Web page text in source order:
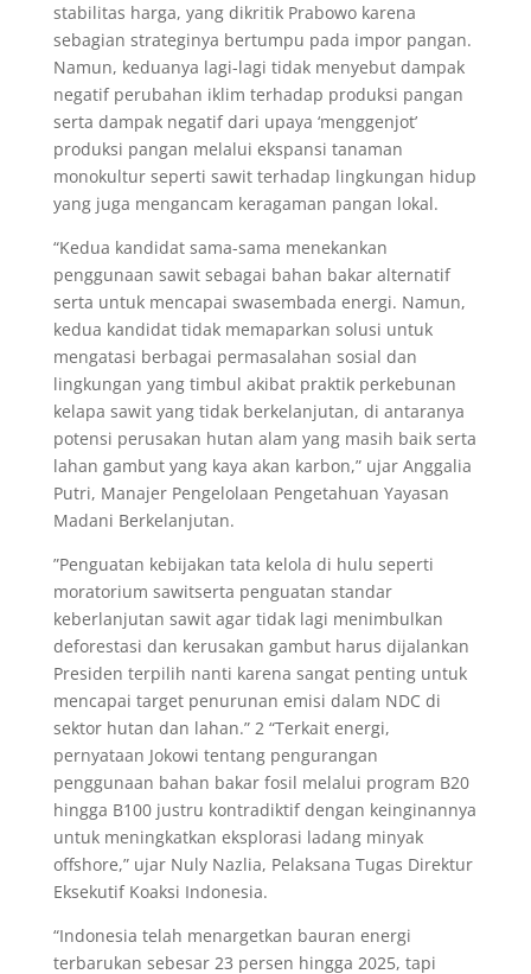
stabilitas harga, yang dikritik Prabowo karena
sebagian strateginya bertumpu pada impor pangan.
Namun, keduanya lagi-lagi tidak menyebut dampak
negatif perubahan iklim terhadap produksi pangan
serta dampak negatif dari upaya ‘menggenjot’
produksi pangan melalui ekspansi tanaman
monokultur seperti sawit terhadap lingkungan hidup
yang juga mengancam keragaman pangan lokal.
“Kedua kandidat sama-sama menekankan
penggunaan sawit sebagai bahan bakar alternatif
serta untuk mencapai swasembada energi. Namun,
kedua kandidat tidak memaparkan solusi untuk
mengatasi berbagai permasalahan sosial dan
lingkungan yang timbul akibat praktik perkebunan
kelapa sawit yang tidak berkelanjutan, di antaranya
potensi perusakan hutan alam yang masih baik serta
lahan gambut yang kaya akan karbon,” ujar Anggalia
Putri, Manajer Pengelolaan Pengetahuan Yayasan
Madani Berkelanjutan.
”Penguatan kebijakan tata kelola di hulu seperti
moratorium sawitserta penguatan standar
keberlanjutan sawit agar tidak lagi menimbulkan
deforestasi dan kerusakan gambut harus dijalankan
Presiden terpilih nanti karena sangat penting untuk
mencapai target penurunan emisi dalam NDC di
sektor hutan dan lahan.” 2 “Terkait energi,
pernyataan Jokowi tentang pengurangan
penggunaan bahan bakar fosil melalui program B20
hingga B100 justru kontradiktif dengan keinginannya
untuk meningkatkan eksplorasi ladang minyak
offshore,” ujar Nuly Nazlia, Pelaksana Tugas Direktur
Eksekutif Koaksi Indonesia.
“Indonesia telah menargetkan bauran energi
terbarukan sebesar 23 persen hingga 2025, tapi